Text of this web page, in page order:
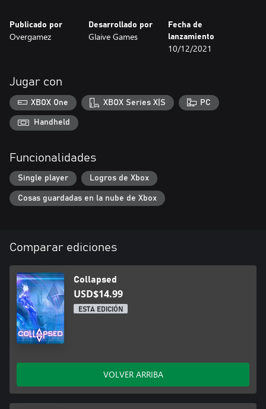
Publicado por
Overgamez
Desarrollado por
Glaive Games
Fecha de
lanzamiento
10/12/2021
Jugar con
XBOX One XBOX Series X|S PC
Handheld
Funcionalidades
Single player Logros de Xbox
Cosas guardadas en la nube de Xbox
Comparar ediciones
Collapsed
USD$14.99
ESTA EDICIÓN
VOLVER ARRIBA